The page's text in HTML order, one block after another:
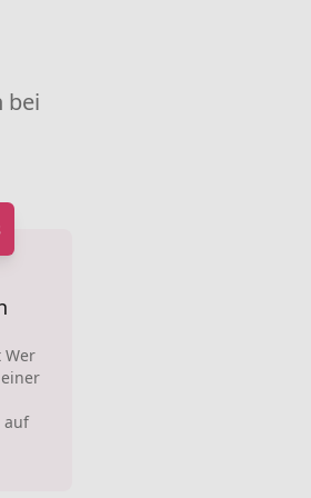
bei
Wer
auf